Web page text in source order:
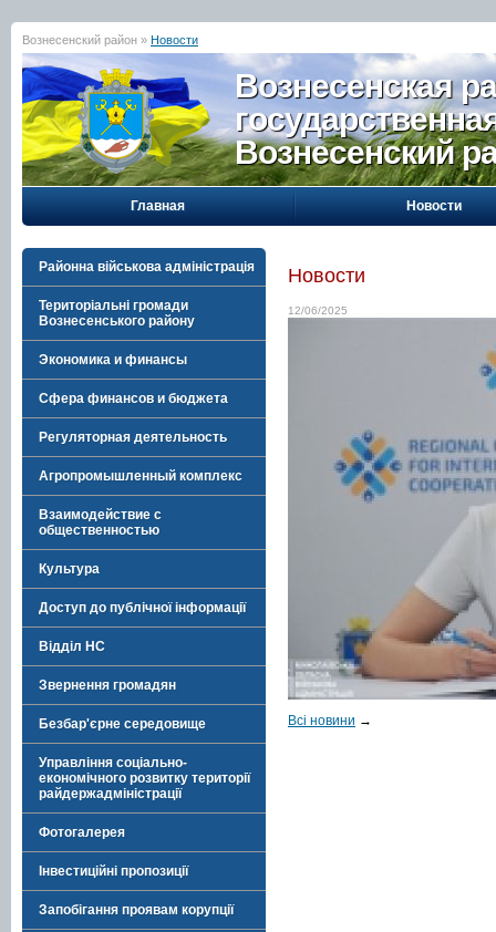
Вознесенский район » Новости
Вознесенская
Вознесенский
Главная Новости
Районна військова адміністрація
Територіальні громади
Вознесенського району
Экономика и финансы
Сфера финансов и бюджета
Регуляторная деятельность
Агропромышленный комплекс
Взаимодействие с
общественностью
Культура
Доступ до публічної інформації
Відділ НС
Звернення громадян
Безбар'єрне середовище
Управління соціально-
економічного розвитку території
райдержадміністрації
Фотогалерея
Інвестиційні пропозиції
Запобігання проявам корупції
Новости
12/06/2025
Всі новини →